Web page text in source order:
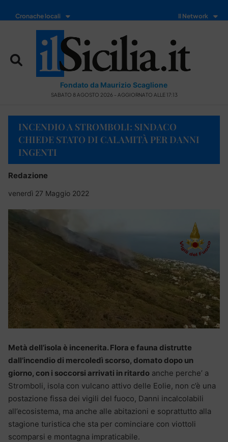
Cronache locali Il Network
Fondato da Maurizio Scaglione
SABATO 8 AGOSTO 2026 - AGGIORNATO ALLE 17:13
INCENDIO A STROMBOLI: SINDACO
CHIEDE STATO DI CALAMITÀ PER DANNI
INGENTI
Redazione
venerdì 27 Maggio 2022
Metà dell’isola è incenerita. Flora e fauna distrutte
dall’incendio di mercoledì scorso, domato dopo un
giorno, con i soccorsi arrivati in ritardo anche perche’ a
Stromboli, isola con vulcano attivo delle Eolie, non c’è una
postazione fissa dei vigili del fuoco, Danni incalcolabili
all’ecosistema, ma anche alle abitazioni e soprattutto alla
stagione turistica che sta per cominciare con viottoli
scomparsi e montagna impraticabile.